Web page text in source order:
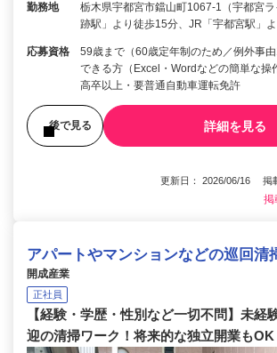
勤務地
栃木県宇都宮市鐺山町1067-1（宇都宮
跡駅」より徒歩15分、JR「宇都宮駅」
応募資格
59歳まで（60歳定年制のため／例外事
できる方（Excel・Wordなどの簡単な操
高卒以上・要普通自動車運転免許
後で見る 詳細を見る
更新日： 2026/06/16 掲
掲
アパートやマンションなどの巡回清
開成産業
正社員
【経験・学歴・性別など一切不問】未経
迎の清掃ワーク！将来的な独立開業もOK